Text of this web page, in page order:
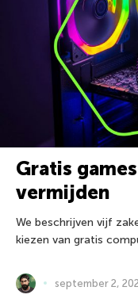
Gratis
vermijden
We beschrijven vijf
kiezen van gratis
september 2,